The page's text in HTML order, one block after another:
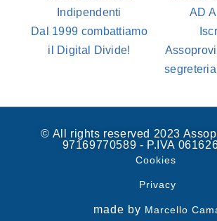
Indipendenti
Dal 1999 combattiamo
il Digital Divide!
AD
© All rights reserved 2023
97169770589 - P.IVA
Cookies
Privacy
made by Marcello